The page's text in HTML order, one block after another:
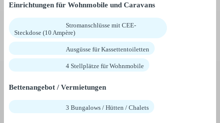
Einrichtungen für Wohnmobile und Caravans
Stromanschlüsse mit CEE-
Steckdose (10 Ampère)
Ausgüsse für Kassettentoiletten
4 Stellplätze für Wohnmobile
Bettenangebot / Vermietungen
3 Bungalows / Hütten / Chalets